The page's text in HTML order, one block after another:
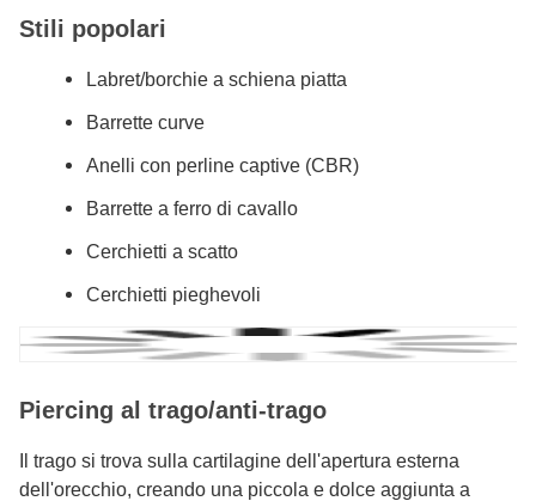
Stili popolari
Labret/borchie a schiena piatta
Barrette curve
Anelli con perline captive (CBR)
Barrette a ferro di cavallo
Cerchietti a scatto
Cerchietti pieghevoli
Piercing al trago/anti-trago
Il trago si trova sulla cartilagine dell'apertura esterna
dell'orecchio, creando una piccola e dolce aggiunta a